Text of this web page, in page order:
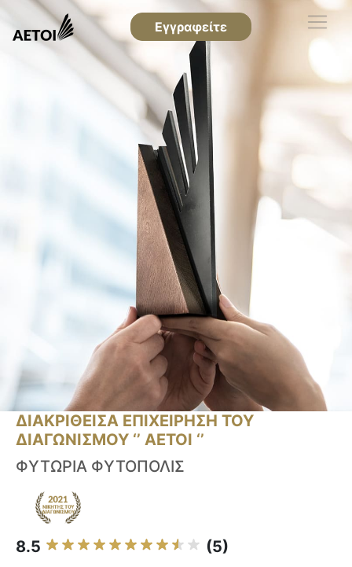
Εγγραφείτε
ΔΙΑΚΡΙΘΕΙΣΑ ΕΠΙΧΕΙΡΗΣΗ ΤΟΥ
ΔΙΑΓΩΝΙΣΜΟΥ ‘’ ΑΕΤΟΙ ‘’
ΦΥΤΩΡΙΑ ΦΥΤΟΠΟΛΙΣ
8.5 (5)